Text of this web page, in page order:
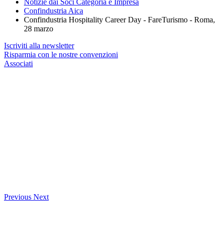
Confindustria Aica
Confindustria Hospitality Career Day - FareTurismo - Roma,
28 marzo
Iscriviti alla newsletter
Risparmia con le nostre convenzioni
Associati
Previous Next